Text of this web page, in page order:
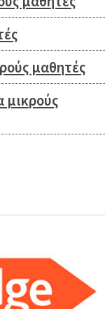
μαθητές
μικρούς